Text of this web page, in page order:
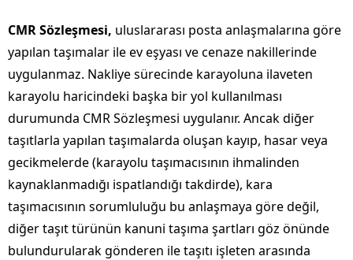
CMR Sözleşmesi, uluslararası posta anlaşmalarına göre
yapılan taşımalar ile ev eşyası ve cenaze nakillerinde
uygulanmaz. Nakliye sürecinde karayoluna ilaveten
karayolu haricindeki başka bir yol kullanılması
durumunda CMR Sözleşmesi uygulanır. Ancak diğer
taşıtlarla yapılan taşımalarda oluşan kayıp, hasar veya
gecikmelerde (karayolu taşımacısının ihmalinden
kaynaklanmadığı ispatlandığı takdirde), kara
taşımacısının sorumluluğu bu anlaşmaya göre değil,
diğer taşıt türünün kanuni taşıma şartları göz önünde
bulundurularak gönderen ile taşıtı işleten arasında